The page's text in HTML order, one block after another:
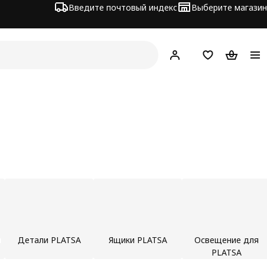
Введите почтовый индекс Выберите магазин
Hej! ВойтиСписокКорзина
Детали PLATSA Ящики PLATSA
Освещение для
PLATSA